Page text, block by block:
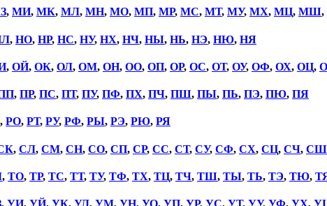
, МИ, МК, МЛ, МН, МО, МП, МР, МС, МТ, МУ, МХ, МЦ, МШ,
, НО, НР, НС, НУ, НХ, НЧ, НЫ, НЬ, НЭ, НЮ, НЯ
, ОЙ, ОК, ОЛ, ОМ, ОН, ОО, ОП, ОР, ОС, ОТ, ОУ, ОФ, ОХ, ОЦ,
, ПР, ПС, ПТ, ПУ, ПФ, ПХ, ПЧ, ПШ, ПЫ, ПЬ, ПЭ, ПЮ, ПЯ
, РО, РТ, РУ, РФ, РЫ, РЭ, РЮ, РЯ
, СЛ, СМ, СН, СО, СП, СР, СС, СТ, СУ, СФ, СХ, СЦ, СЧ, СШ
, ТО, ТР, ТС, ТТ, ТУ, ТФ, ТХ, ТЦ, ТЧ, ТШ, ТЫ, ТЬ, ТЭ, ТЮ,